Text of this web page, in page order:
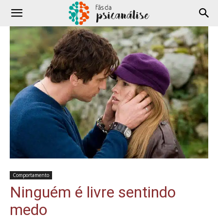
Comportamento
Ninguém é livre sentindo
medo